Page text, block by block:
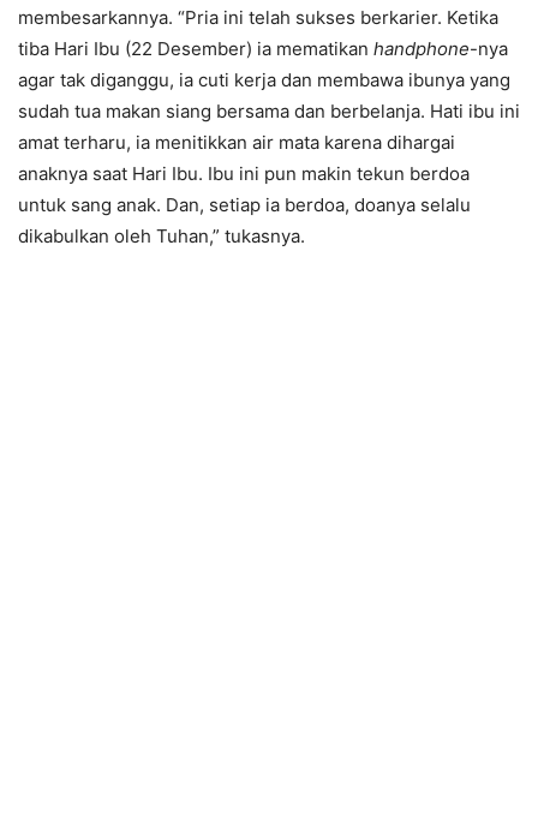
membesarkannya. “Pria ini telah sukses berkarier. Ketika
tiba Hari Ibu (22 Desember) ia mematikan handphone-nya
agar tak diganggu, ia cuti kerja dan membawa ibunya yang
sudah tua makan siang bersama dan berbelanja. Hati ibu ini
amat terharu, ia menitikkan air mata karena dihargai
anaknya saat Hari Ibu. Ibu ini pun makin tekun berdoa
untuk sang anak. Dan, setiap ia berdoa, doanya selalu
dikabulkan oleh Tuhan,” tukasnya.